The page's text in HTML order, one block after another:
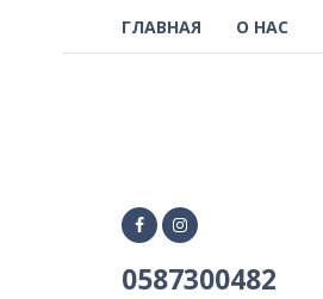
ГЛАВНАЯ О НАС
0587300482